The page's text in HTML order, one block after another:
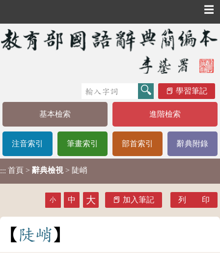
☰
學習筆記
基本檢索 進階檢索
注音索引 筆畫索引 部首索引 辭典附錄
::: 首頁 > 辭典檢視 > 陡峭
小 中 大 加入筆記 列 印
陡峭